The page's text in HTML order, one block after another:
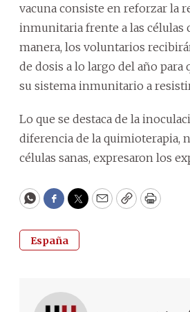
vacuna consiste en reforzar la
inmunitaria frente a las células
manera, los voluntarios
de dosis a lo largo del año para
su sistema inmunitario a
Lo que se destaca de la
diferencia de la quimioterapia,
células sanas, expresaron los
WhatsApp
Facebook
Twitter
EmailCopyPrint
España